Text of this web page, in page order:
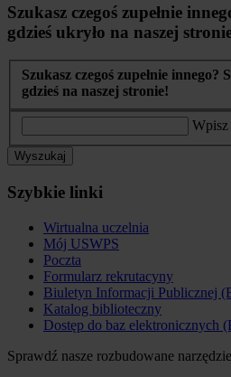
Szukasz czegoś zupełnie
gdzieś ukryło na naszej
Szukasz czegoś zupełnie innego?
gdzieś na naszej stronie!
Wpisz
Wyszukaj
Szybkie linki
Wirtualna uczelnia
Mój USWPS
Poczta
Formularz rekrutacyny
Biuletyn Informacji Publicznej
Katalog biblioteczny
Dostęp do baz elektronicznych
Sprawdź nasze rozbudowane